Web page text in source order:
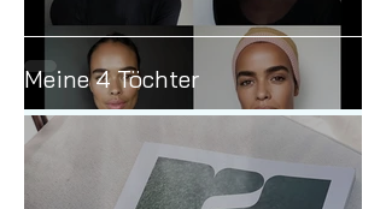
Meine 4 Töchter